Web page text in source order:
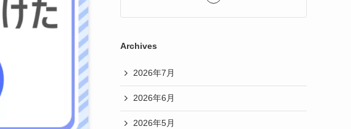
Archives
2026年7月
2026年6月
2026年5月